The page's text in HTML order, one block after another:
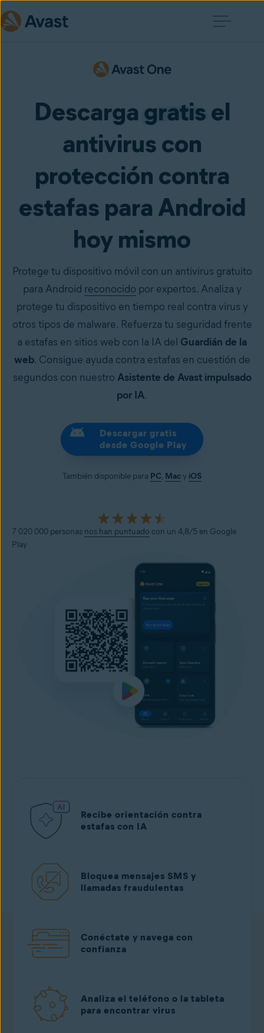
Descarga gratisel
antivirus con
protección contra
estafas para Android
hoy mismo
Protege tu dispositivo móvil con un antivirus gratuito
para Android reconocido por expertos. Analiza y
protege tu dispositivo en tiempo real contra virus y
otros tipos de malware. Refuerza tu seguridad frente
a estafas en sitios web con la IA del Guardián de la
web. Consigue ayuda contra estafas en cuestión de
segundos con nuestro Asistente de Avast impulsado
por IA.
Descargar gratis
desde Google Play
También disponible para PC, Macy iOS
7 020 000 personas nos han puntuado con un 4,8/5 en Google
Play
Recibe orientación contra
estafas con IA
Bloquea mensajes SMS y
llamadas fraudulentas
Conéctate y navega con
confianza
Analiza el teléfono o la tableta
para encontrar virus